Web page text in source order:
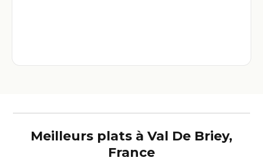
Meilleurs plats à Val De Briey,
France